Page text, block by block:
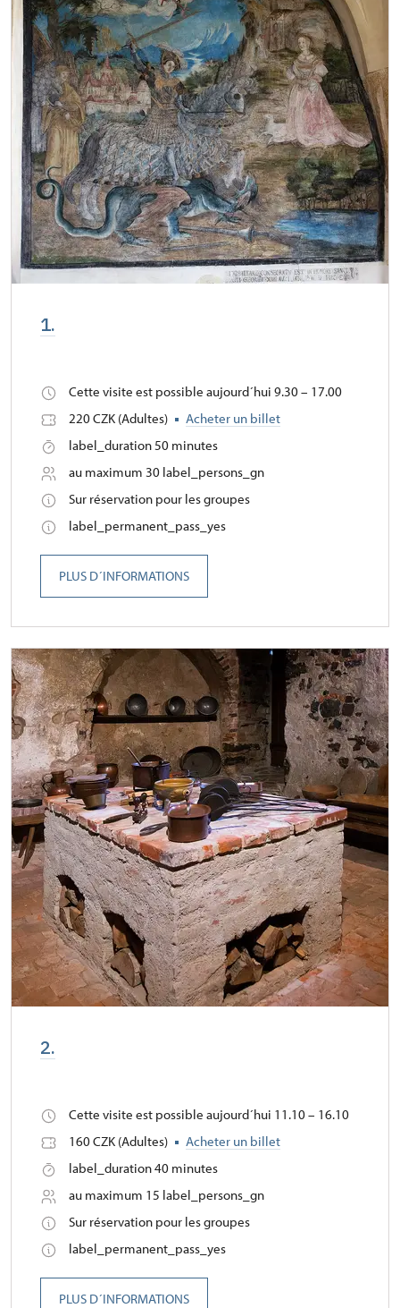
1.
Cette visite est possible aujourd´hui 9.30 – 17.00
220 CZK (Adultes)
Acheter un billet
label_duration 50 minutes
au maximum 30 label_persons_gn
Sur réservation pour les groupes
label_permanent_pass_yes
PLUS D´INFORMATIONS
2.
Cette visite est possible aujourd´hui 11.10 – 16.10
160 CZK (Adultes)
Acheter un billet
label_duration 40 minutes
au maximum 15 label_persons_gn
Sur réservation pour les groupes
label_permanent_pass_yes
PLUS D´INFORMATIONS